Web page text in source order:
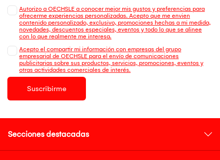
Autorizo a OECHSLE a conocer mejor mis gustos y preferencias para
ofrecerme experiencias personalizadas. Acepto que me envien
contenido personalizado, exclusivo, promociones hechas a mi medida,
novedades, descuentos especiales, eventos y todo lo que se alinee
con lo que realmente me interesa.
Acepto el compartir mi información con empresas del grupo
empresarial de OECHSLE para el envío de comunicaciones
publicitarias sobre sus productos, servicios, promociones, eventos y
otras actividades comerciales de interés.
Suscribirme
Secciones destacadas